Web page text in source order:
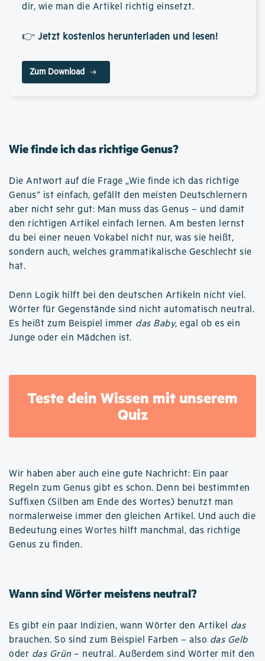
dir, wie man die Artikel richtig einsetzt.
👉 Jetzt kostenlos herunterladen und lesen!
Zum Download
Wie finde ich das richtige Genus?
Die Antwort auf die Frage „Wie finde ich das richtige
Genus” ist einfach, gefällt den meisten Deutschlernern
aber nicht sehr gut: Man muss das Genus – und damit
den richtigen Artikel einfach lernen. Am besten lernst
du bei einer neuen Vokabel nicht nur, was sie heißt,
sondern auch, welches grammatikalische Geschlecht sie
hat.
Denn Logik hilft bei den deutschen Artikeln nicht viel.
Wörter für Gegenstände sind nicht automatisch neutral.
Es heißt zum Beispiel immer das Baby, egal ob es ein
Junge oder ein Mädchen ist.
Teste dein Wissen mit unserem
Quiz
Wir haben aber auch eine gute Nachricht: Ein paar
Regeln zum Genus gibt es schon. Denn bei bestimmten
Suffixen (Silben am Ende des Wortes) benutzt man
normalerweise immer den gleichen Artikel. Und auch die
Bedeutung eines Wortes hilft manchmal, das richtige
Genus zu finden.
Wann sind Wörter meistens neutral?
Es gibt ein paar Indizien, wann Wörter den Artikel das
brauchen. So sind zum Beispiel Farben – also das Gelb
oder das Grün – neutral. Außerdem sind Wörter mit den